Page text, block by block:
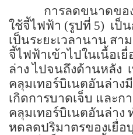
การลดขนาดขอ
ใช้จี้ไฟฟ้า (รูปที่ 5) เป็
เป็นระยะเวลานาน สา
จี้ไฟฟ้าเข้าไปในเนื้อเ
ล่าง ไปจนถึงด้านหลัง
คลุมเทอร์บิเนตอันล่า
เกิดการบาดเจ็บ และก
คลุมเทอร์บิเนตอันล่าง
หดลดปริมาตรของเยื่อ